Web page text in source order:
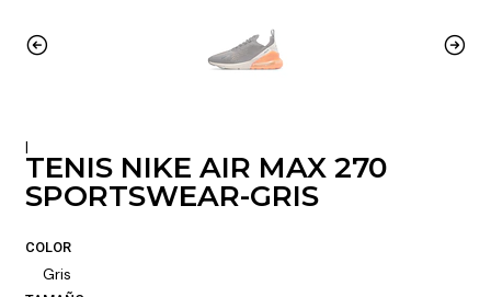
|
TENIS NIKE AIR MAX 270
SPORTSWEAR-GRIS
COLOR
Gris